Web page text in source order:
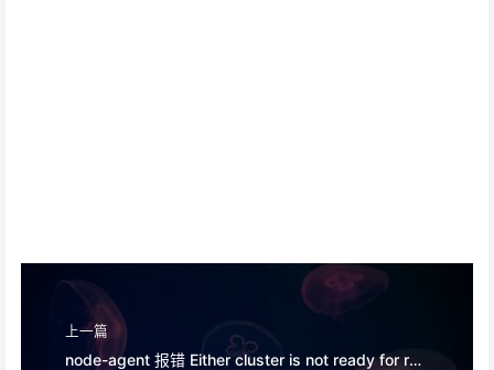
上一篇
node-agent 报错 Either cluster is not ready for registering, cluster is currently provisioning, or etcd, controlplane and worker node have to be registered